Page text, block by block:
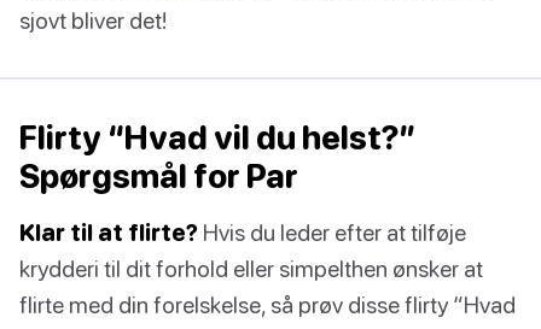
sjovt bliver det!
Flirty “Hvad vil du helst?”
Spørgsmål for Par
Klar til at flirte? Hvis du leder efter at tilføje
krydderi til dit forhold eller simpelthen ønsker at
flirte med din forelskelse, så prøv disse flirty “Hvad